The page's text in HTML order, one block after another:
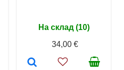
На склад (10)
34,00 €